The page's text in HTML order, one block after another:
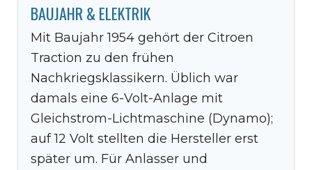
BAUJAHR & ELEKTRIK
Mit Baujahr 1954 gehört der Citroen
Traction zu den frühen
Nachkriegsklassikern. Üblich war
damals eine 6-Volt-Anlage mit
Gleichstrom-Lichtmaschine (Dynamo);
auf 12 Volt stellten die Hersteller erst
später um. Für Anlasser und